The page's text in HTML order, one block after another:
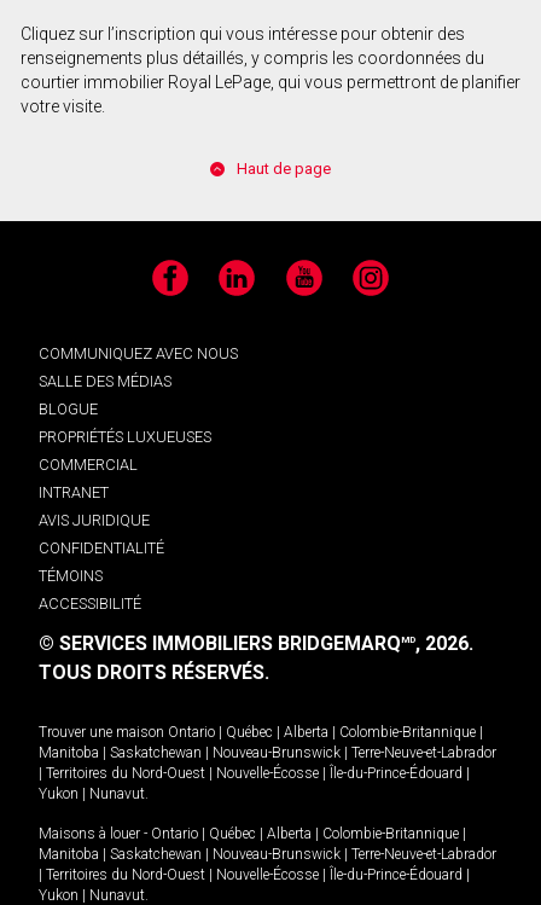
Cliquez sur l’inscription qui vous intéresse pour obtenir des
renseignements plus détaillés, y compris les coordonnées du
courtier immobilier Royal LePage, qui vous permettront de planifier
votre visite.
Haut de page
Facebook LinkedIn YouTube Instagram
COMMUNIQUEZ AVEC NOUS
SALLE DES MÉDIAS
BLOGUE
PROPRIÉTÉS LUXUEUSES
COMMERCIAL
INTRANET
AVIS JURIDIQUE
CONFIDENTIALITÉ
TÉMOINS
ACCESSIBILITÉ
© SERVICES IMMOBILIERS BRIDGEMARQMD, 2026.
TOUS DROITS RÉSERVÉS.
Trouver une maison Ontario Québec Alberta Colombie-Britannique
Manitoba
Saskatchewan Nouveau-Brunswick
Terre-Neuve-et-Labrador
Territoires du Nord-Ouest Nouvelle-Écosse Île-du-Prince-Édouard
Yukon
Nunavut.
Maisons à louer - Ontario Québec Alberta Colombie-Britannique
Manitoba
Saskatchewan Nouveau-Brunswick
Terre-Neuve-et-Labrador
Territoires du Nord-Ouest Nouvelle-Écosse Île-du-Prince-Édouard
Yukon
Nunavut.